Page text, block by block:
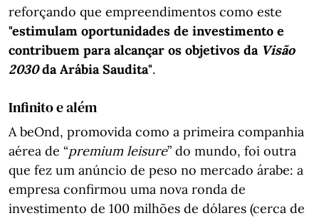
reforçando que empreendimentos como este
"estimulam oportunidades de investimento e
contribuem para alcançar os objetivos da Visão
2030da Arábia Saudita".
Infinito e além
A beOnd, promovida como a primeira companhia
aérea de “premium leisure” do mundo, foi outra
que fez um anúncio de peso no mercado árabe: a
empresa confirmou uma nova ronda de
investimento de 100 milhões de dólares (cerca de